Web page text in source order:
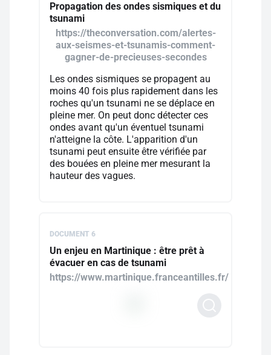
Propagation des ondes sismiques et du
tsunami
https://theconversation.com/alertes-
aux-seismes-et-tsunamis-comment-
gagner-de-precieuses-secondes
Les ondes sismiques se propagent au
moins 40 fois plus rapidement dans les
roches qu'un tsunami ne se déplace en
pleine mer. On peut donc détecter ces
ondes avant qu'un éventuel tsunami
n'atteigne la côte. L'apparition d'un
tsunami peut ensuite être vérifiée par
des bouées en pleine mer mesurant la
hauteur des vagues.
DOCUMENT 6
Un enjeu en Martinique : être prêt à
évacuer en cas de tsunami
https://www.martinique.franceantilles.fr/